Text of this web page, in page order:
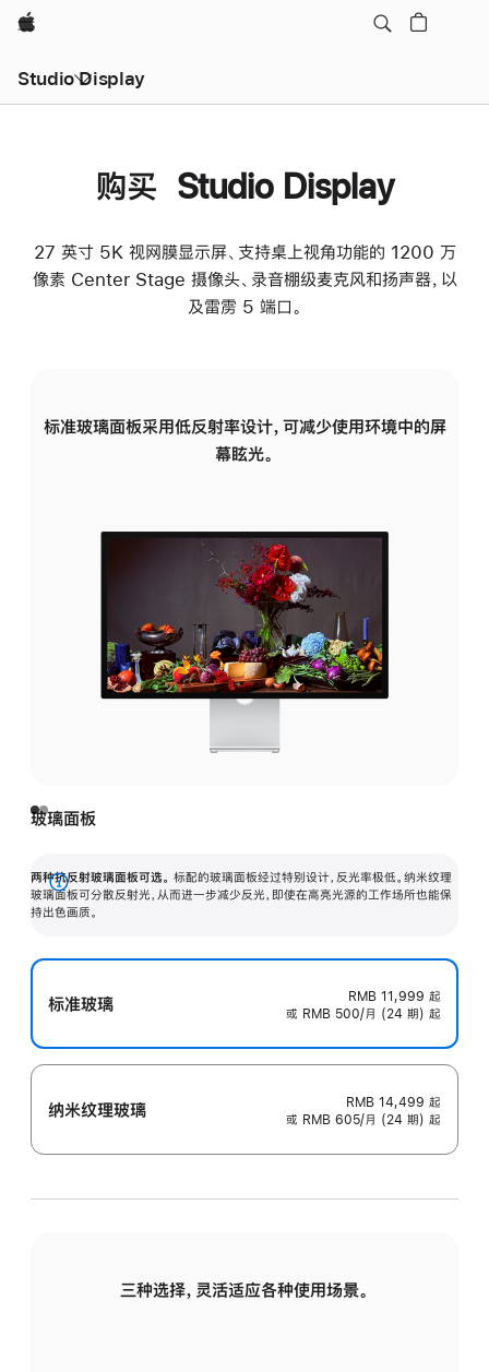
Apple
Studio Display
购买 Studio Display
27 英寸 5K 视网膜显示屏、支持桌上视角功能的 1200 万
像素 Center Stage 摄像头、录音棚级麦克风和扬声器，以
及雷雳 5 端口。
标准玻璃面板采用低反射率设计，可减少使用环境中的屏
幕眩光。
玻璃面板
两种抗反射玻璃面板可选。 标配的玻璃面板经过特别设计，反光率极低。纳米纹理
玻璃面板可分散反射光，从而进一步减少反光，即使在高亮光源的工作场所也能保
持出色画质。
展
开
标准玻璃 RMB 11,999 起
或 RMB 500/月 (24 期) 起
纳米纹理玻璃 RMB 14,499 起
或 RMB 605/月 (24 期) 起
三种选择，灵活适应各种使用场景。